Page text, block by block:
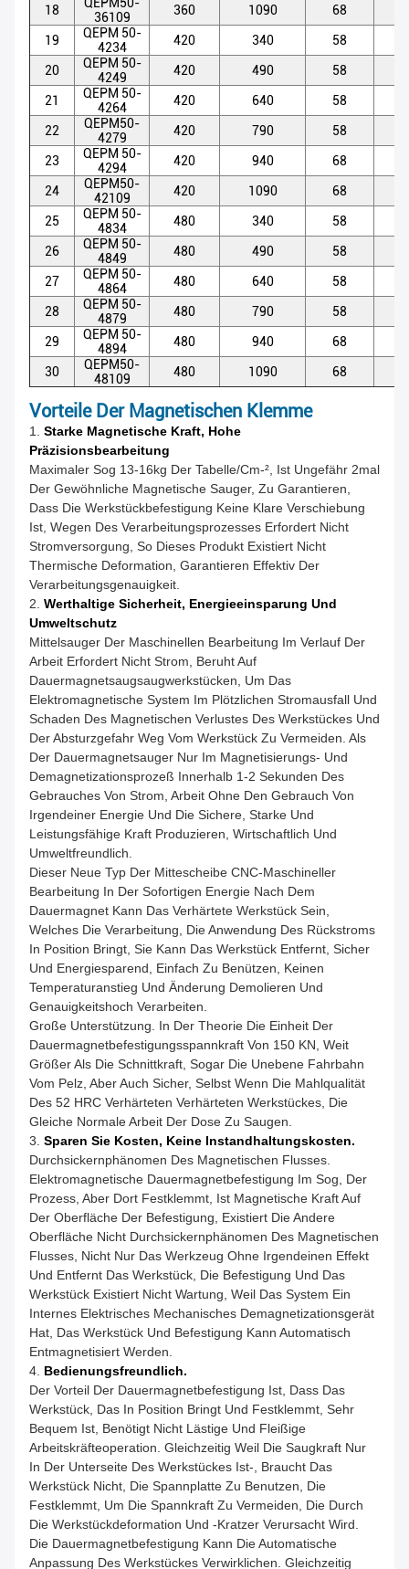
18
36109
360 1090 68
19
QEPM 50-
4234
420 340 58
20
QEPM 50-
4249
420 490 58
21
QEPM 50-
4264
420 640 58
22
QEPM50-
4279
420 790 58
23
QEPM 50-
4294
420 940 68
24
QEPM50-
42109
420 1090 68
25
QEPM 50-
4834
480 340 58
26
QEPM 50-
4849
480 490 58
27
QEPM 50-
4864
480 640 58
28
QEPM 50-
4879
480 790 58
29
QEPM 50-
4894
480 940 68
30
QEPM50-
48109
480 1090 68
Vorteile Der Magnetischen Klemme
1. Starke Magnetische Kraft, Hohe
Präzisionsbearbeitung
Maximaler Sog 13-16kg Der Tabelle/cm-², Ist Ungefähr 2mal
Der Gewöhnliche Magnetische Sauger, Zu Garantieren,
Dass Die Werkstückbefestigung Keine Klare Verschiebung
Ist, Wegen Des Verarbeitungsprozesses Erfordert Nicht
Stromversorgung, So Dieses Produkt Existiert Nicht
Thermische Deformation, Garantieren Effektiv Der
Verarbeitungsgenauigkeit.
2. Werthaltige Sicherheit, Energieeinsparung Und
Umweltschutz
Mittelsauger Der Maschinellen Bearbeitung Im Verlauf Der
Arbeit Erfordert Nicht Strom, Beruht Auf
Dauermagnetsaugsaugwerkstücken, Um Das
Elektromagnetische System Im Plötzlichen Stromausfall Und
Schaden Des Magnetischen Verlustes Des Werkstückes Und
Der Absturzgefahr Weg Vom Werkstück Zu Vermeiden. Als
Der Dauermagnetsauger Nur Im Magnetisierungs- Und
Demagnetizationsprozeß Innerhalb 1-2 Sekunden Des
Gebrauches Von Strom, Arbeit Ohne Den Gebrauch Von
Irgendeiner Energie Und Die Sichere, Starke Und
Leistungsfähige Kraft Produzieren, Wirtschaftlich Und
Umweltfreundlich.
Dieser Neue Typ Der Mittescheibe CNC-Maschineller
Bearbeitung In Der Sofortigen Energie Nach Dem
Dauermagnet Kann Das Verhärtete Werkstück Sein,
Welches Die Verarbeitung, Die Anwendung Des Rückstroms
In Position Bringt, Sie Kann Das Werkstück Entfernt, Sicher
Und Energiesparend, Einfach Zu Benützen, Keinen
Temperaturanstieg Und Änderung Demolieren Und
Genauigkeitshoch Verarbeiten.
Große Unterstützung. In Der Theorie Die Einheit Der
Dauermagnetbefestigungsspannkraft Von 150 KN, Weit
Größer Als Die Schnittkraft, Sogar Die Unebene Fahrbahn
Vom Pelz, Aber Auch Sicher, Selbst Wenn Die Mahlqualität
Des 52 HRC Verhärteten Verhärteten Werkstückes, Die
Gleiche Normale Arbeit Der Dose Zu Saugen.
3. Sparen Sie Kosten, Keine Instandhaltungskosten.
Durchsickernphänomen Des Magnetischen Flusses.
Elektromagnetische Dauermagnetbefestigung Im Sog, Der
Prozess, Aber Dort Festklemmt, Ist Magnetische Kraft Auf
Der Oberfläche Der Befestigung, Existiert Die Andere
Oberfläche Nicht Durchsickernphänomen Des Magnetischen
Flusses, Nicht Nur Das Werkzeug Ohne Irgendeinen Effekt
Und Entfernt Das Werkstück, Die Befestigung Und Das
Werkstück Existiert Nicht Wartung, Weil Das System Ein
Internes Elektrisches Mechanisches Demagnetizationsgerät
Hat, Das Werkstück Und Befestigung Kann Automatisch
Entmagnetisiert Werden.
4. Bedienungsfreundlich.
Der Vorteil Der Dauermagnetbefestigung Ist, Dass Das
Werkstück, Das In Position Bringt Und Festklemmt, Sehr
Bequem Ist, Benötigt Nicht Lästige Und Fleißige
Arbeitskräfteoperation. Gleichzeitig Weil Die Saugkraft Nur
In Der Unterseite Des Werkstückes Ist-, Braucht Das
Werkstück Nicht, Die Spannplatte Zu Benutzen, Die
Festklemmt, Um Die Spannkraft Zu Vermeiden, Die Durch
Die Werkstückdeformation Und -kratzer Verursacht Wird.
Die Dauermagnetbefestigung Kann Die Automatische
Anpassung Des Werkstückes Verwirklichen. Gleichzeitig